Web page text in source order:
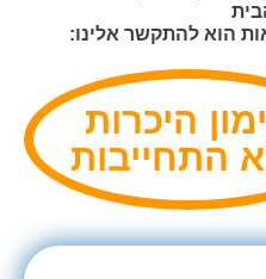
הוא להתקשר אלינו:
היכרות
התחייבות